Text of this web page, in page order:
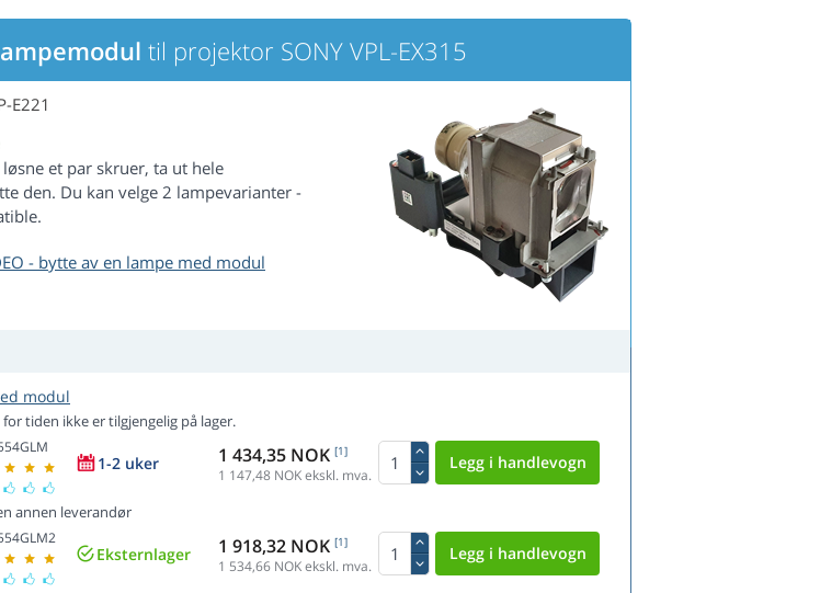
til projektor SONY VPL-EX315
E221
et par skruer, ta ut hele
den. Du kan velge 2 lampevarianter -
- bytte av en lampe med modul
modul
tiden ikke er tilgjengelig på lager.
1-2 uker 1 434,35 NOK [1]
1 147,48 NOK ekskl. mva.
annen leverandør
Eksternlager 1 918,32 NOK [1]
1 534,66 NOK ekskl. mva.